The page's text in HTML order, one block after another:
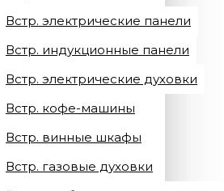
Встр. электрические панели
Встр. индукционные панели
Встр. электрические духовки
Встр. кофе-машины
Встр. винные шкафы
Встр. газовые духовки